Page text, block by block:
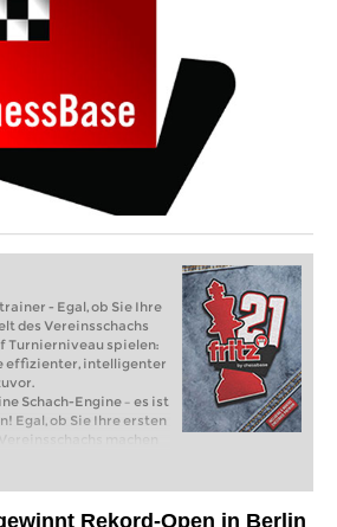
- Egal, ob Sie Ihre
des Vereinsschachs
Turnierniveau spielen:
effizienter, intelligenter
Schach-Engine – es ist
Egal, ob Sie Ihre ersten
machen
spielen: Mit
intelligenter und
Rekord-Open in Berlin